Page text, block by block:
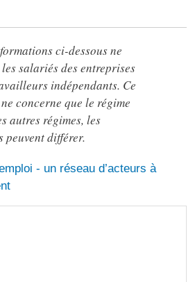
ci-dessous ne
salariés des entreprises
indépendants. Ce
concerne que le régime
autres régimes, les
peuvent différer.
- un réseau d’acteurs à